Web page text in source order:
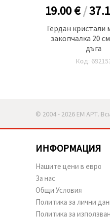
19.00 €/
Гердан кристали
закопчалка 20
дъга
Код:
© 2004 - 2026 ЕМ АРТ.
ИНФОРМАЦИЯ
Нашите цени в евро
За нас
Общи Условия
Политика за лични
Политика за